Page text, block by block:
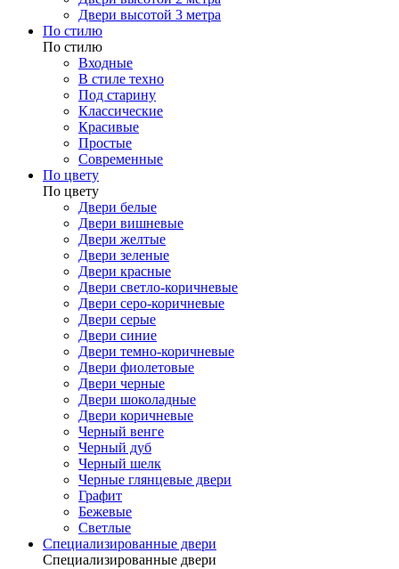
Двери высотой 3 метра
По стилю
По стилю
Входные
В стиле техно
Под старину
Классические
Красивые
Простые
Современные
По цвету
По цвету
Двери белые
Двери вишневые
Двери желтые
Двери зеленые
Двери красные
Двери светло-коричневые
Двери серо-коричневые
Двери серые
Двери синие
Двери темно-коричневые
Двери фиолетовые
Двери черные
Двери шоколадные
Двери коричневые
Черный венге
Черный дуб
Черный шелк
Черные глянцевые двери
Графит
Бежевые
Светлые
Специализированные двери
Специализированные двери